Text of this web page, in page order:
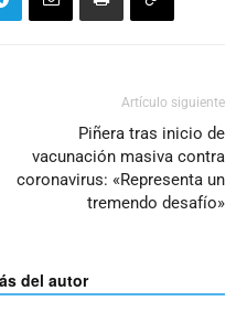
Artículo siguiente
Piñera tras inicio de
vacunación masiva contra
coronavirus: «Representa un
tremendo desafío»
del autor